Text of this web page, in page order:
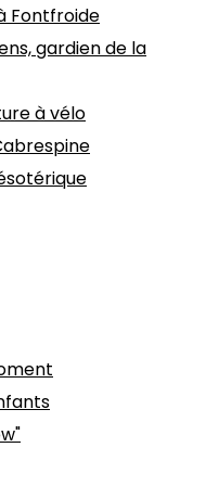
Fontfroide
gardien de la
à vélo